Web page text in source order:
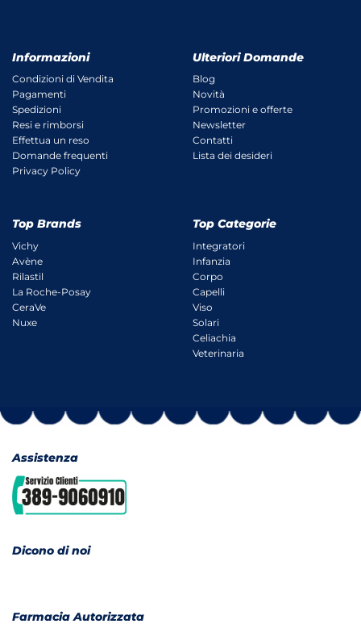
Informazioni
Condizioni di Vendita
Pagamenti
Spedizioni
Resi e rimborsi
Effettua un reso
Domande frequenti
Privacy Policy
Ulteriori Domande
Blog
Novità
Promozioni e offerte
Newsletter
Contatti
Lista dei desideri
Top Brands
Vichy
Avène
Rilastil
La Roche-Posay
CeraVe
Nuxe
Top Categorie
Integratori
Infanzia
Corpo
Capelli
Viso
Solari
Celiachia
Veterinaria
Assistenza
Dicono di noi
Farmacia Autorizzata